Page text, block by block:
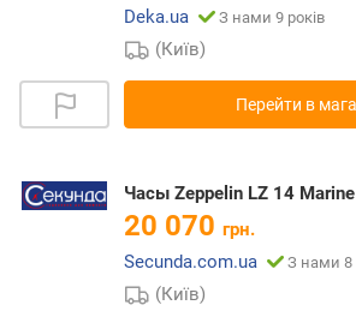
Deka.ua
З нами 9 років
(Київ)
Перейти в
Часы Zeppelin LZ 14
20 070 грн.
Secunda.com.ua
З нами 8
(Київ)